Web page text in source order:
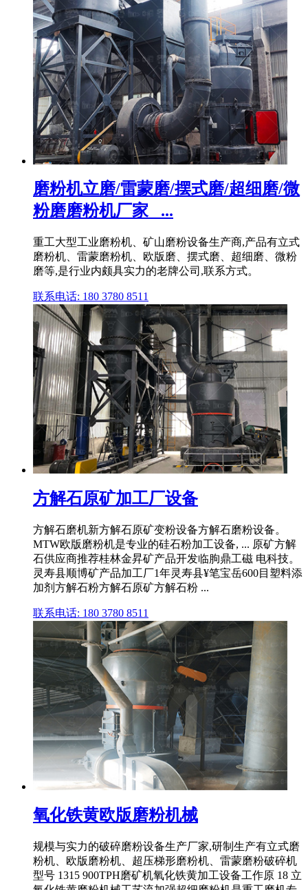
磨粉机立磨/雷蒙磨/摆式磨/超细磨/微
粉磨磨粉机厂家_ ...
重工大型工业磨粉机、矿山磨粉设备生产商,产品有立式
磨粉机、雷蒙磨粉机、欧版磨、摆式磨、超细磨、微粉
磨等,是行业内颇具实力的老牌公司,联系方式。
联系电话: 180 3780 8511
方解石原矿加工厂设备
方解石磨机新方解石原矿变粉设备方解石磨粉设备。
MTW欧版磨粉机是专业的硅石粉加工设备, ... 原矿方解
石供应商推荐桂林金昇矿产品开发临朐鼎工磁 电科技。
灵寿县顺博矿产品加工厂1年灵寿县¥笔宝岳600目塑料添
加剂方解石粉方解石原矿方解石粉 ...
联系电话: 180 3780 8511
氧化铁黄欧版磨粉机械
规模与实力的破碎磨粉设备生产厂家,研制生产有立式磨
粉机、欧版磨粉机、超压梯形磨粉机、雷蒙磨粉破碎机
型号 1315 900TPH磨矿机氧化铁黄加工设备工作原 18 立